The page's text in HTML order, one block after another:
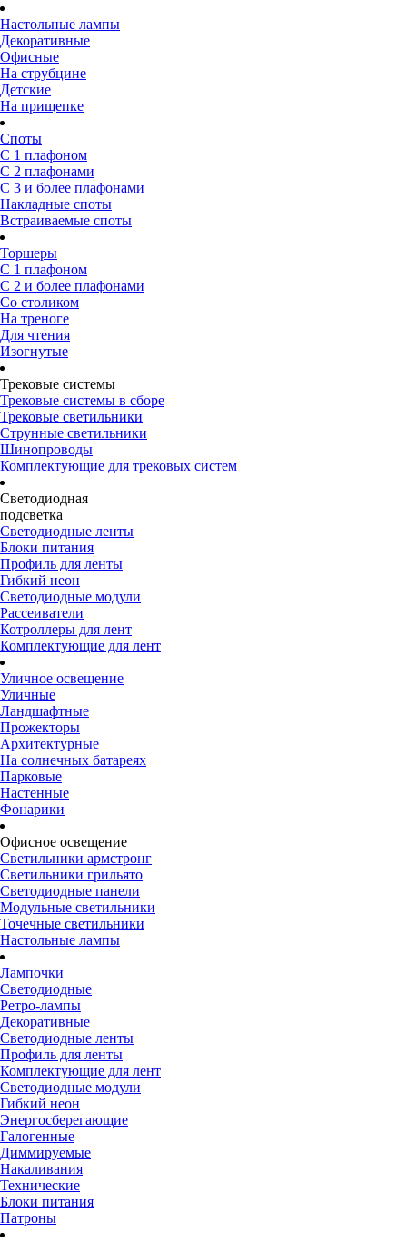
Настольные лампы
Декоративные
Офисные
На струбцине
Детские
На прищепке
Споты
С 1 плафоном
С 2 плафонами
С 3 и более плафонами
Накладные споты
Встраиваемые споты
Торшеры
С 1 плафоном
С 2 и более плафонами
Со столиком
На треноге
Для чтения
Изогнутые
Трековые системы
Трековые системы в сборе
Трековые светильники
Струнные светильники
Шинопроводы
Комплектующие для трековых систем
Светодиодная
подсветка
Светодиодные ленты
Блоки питания
Профиль для ленты
Гибкий неон
Светодиодные модули
Рассеиватели
Котроллеры для лент
Комплектующие для лент
Уличное освещение
Уличные
Ландшафтные
Прожекторы
Архитектурные
На солнечных батареях
Парковые
Настенные
Фонарики
Офисное освещение
Светильники армстронг
Светильники грильято
Светодиодные панели
Модульные светильники
Точечные светильники
Настольные лампы
Лампочки
Светодиодные
Ретро-лампы
Декоративные
Светодиодные ленты
Профиль для ленты
Комплектующие для лент
Светодиодные модули
Гибкий неон
Энергосберегающие
Галогенные
Диммируемые
Накаливания
Технические
Блоки питания
Патроны